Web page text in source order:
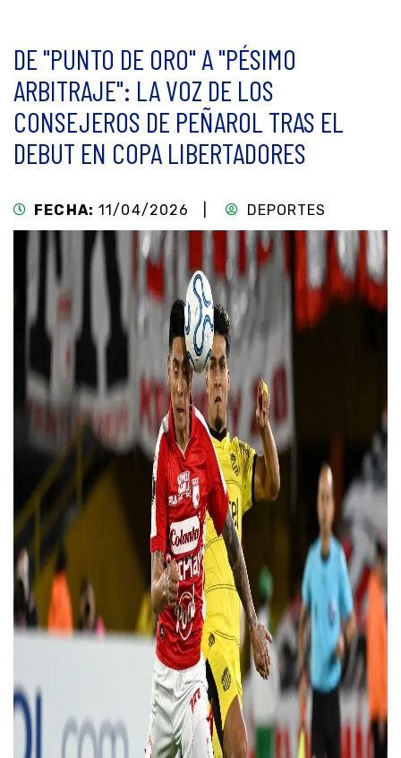
DE "PUNTO DE ORO" A "PÉSIMO
ARBITRAJE": LA VOZ DE LOS
CONSEJEROS DE PEÑAROL TRAS EL
DEBUT EN COPA LIBERTADORES
FECHA: 11/04/2026 | DEPORTES